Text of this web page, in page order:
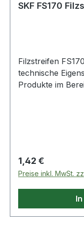
SKF FS170
Filzstreifen
technische
Regulärer Preis:
1,42 €
Preise inkl. MwSt.